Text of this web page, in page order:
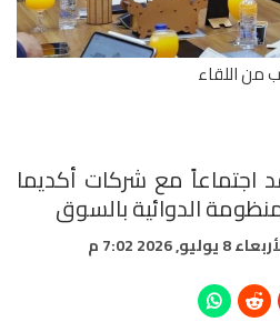
من اللقاء
اجتماعاً مع شركات أكديما
الدوائية بالسوق
8 يوليو, 2026 7:02 م